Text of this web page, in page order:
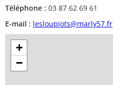
Téléphone : 03 87 62 69 61
E-mail : lesloupiots@marly57.fr
+
−